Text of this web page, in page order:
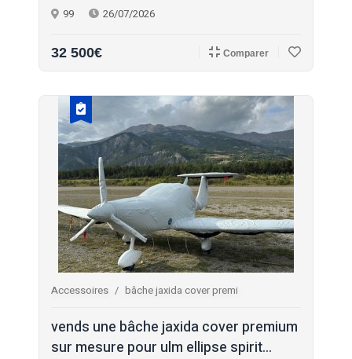
99 26/07/2026
32 500€ Comparer
Accessoires bâche jaxida cover premi
vends une bâche jaxida cover premium
sur mesure pour ulm ellipse spirit...